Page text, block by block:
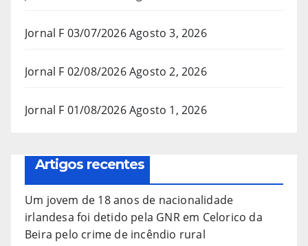
Jornal F 03/07/2026Agosto 3, 2026
Jornal F 02/08/2026Agosto 2, 2026
Jornal F 01/08/2026Agosto 1, 2026
Artigos recentes
Um jovem de 18 anos de nacionalidade
irlandesa foi detido pela GNR em Celorico da
Beira pelo crime de incêndio rural